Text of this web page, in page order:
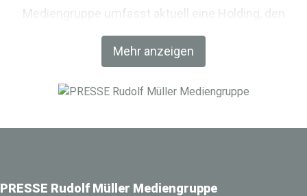
Mehr anzeigen
Mediengruppe umfasst aktuell eine Holding, den
Fachverlag RM Rudolf Müller Medien und mit der BIM
World MUNICH eine Netzwerkplattform für Akteure der
PRESSE Rudolf Müller Mediengruppe